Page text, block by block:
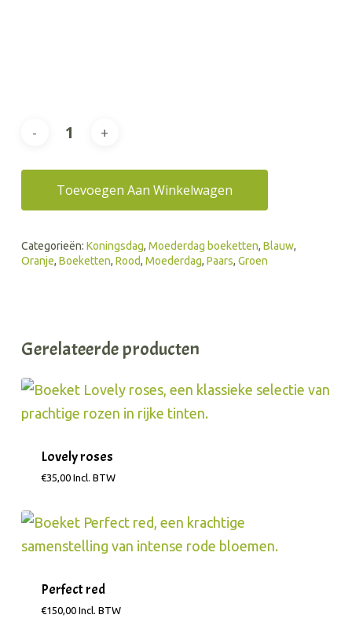
Toevoegen Aan Winkelwagen
Categorieën: Koningsdag, Moederdag boeketten, Blauw,
Oranje, Boeketten, Rood, Moederdag, Paars, Groen
Gerelateerde producten
Lovely roses
€35,00 Incl. BTW
Perfect red
€150,00 Incl. BTW